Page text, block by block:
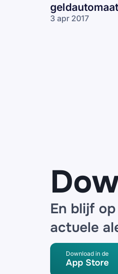
geldautomaat
3 apr 2017
En blijf
actuele
Download in de
App Store